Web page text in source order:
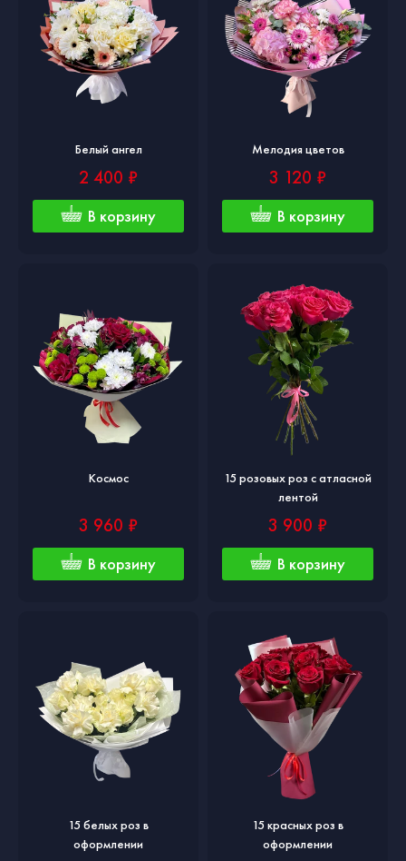
Белый ангел
2 400 ₽
В корзину
Мелодия цветов
3 120 ₽
В корзину
Космос
3 960 ₽
В корзину
15 розовых роз с атласной
лентой
3 900 ₽
В корзину
15 белых роз в
оформлении
15 красных роз в
оформлении